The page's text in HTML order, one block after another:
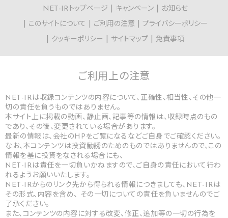
NET-IRトップページ キャンペーン
お知らせ
このサイトについて
ご利用の注意
プライバシーポリシー
クッキーポリシー
サイトマップ 免責事項
ご利用上の注意
NET-IRは収録コンテンツの内容について、正確性、相当性、その他一
切の責任を負うものではありません。
本サイト上に掲載の動画、静止画、記事等の情報は、収録時点のもの
であり、その後、変更されている場合があります。
最新の情報は、会社のHPをご覧になるなどご自身でご確認ください。
なお、本コンテンツは投資勧誘のためのものではありませんので、この
情報を基に投資をなされる場合にも、
NET-IRは責任を一切負いかねますので、ご自身の責任において行わ
れるようお願いいたします。
NET-IRからのリンク先から得られる情報につきましても、NET-IRは
その形式、内容を含め、 その一切についての責任を負いませんのでご
了承ください。
また、コンテンツの内容に対する改変、修正、追加等の一切の行為を